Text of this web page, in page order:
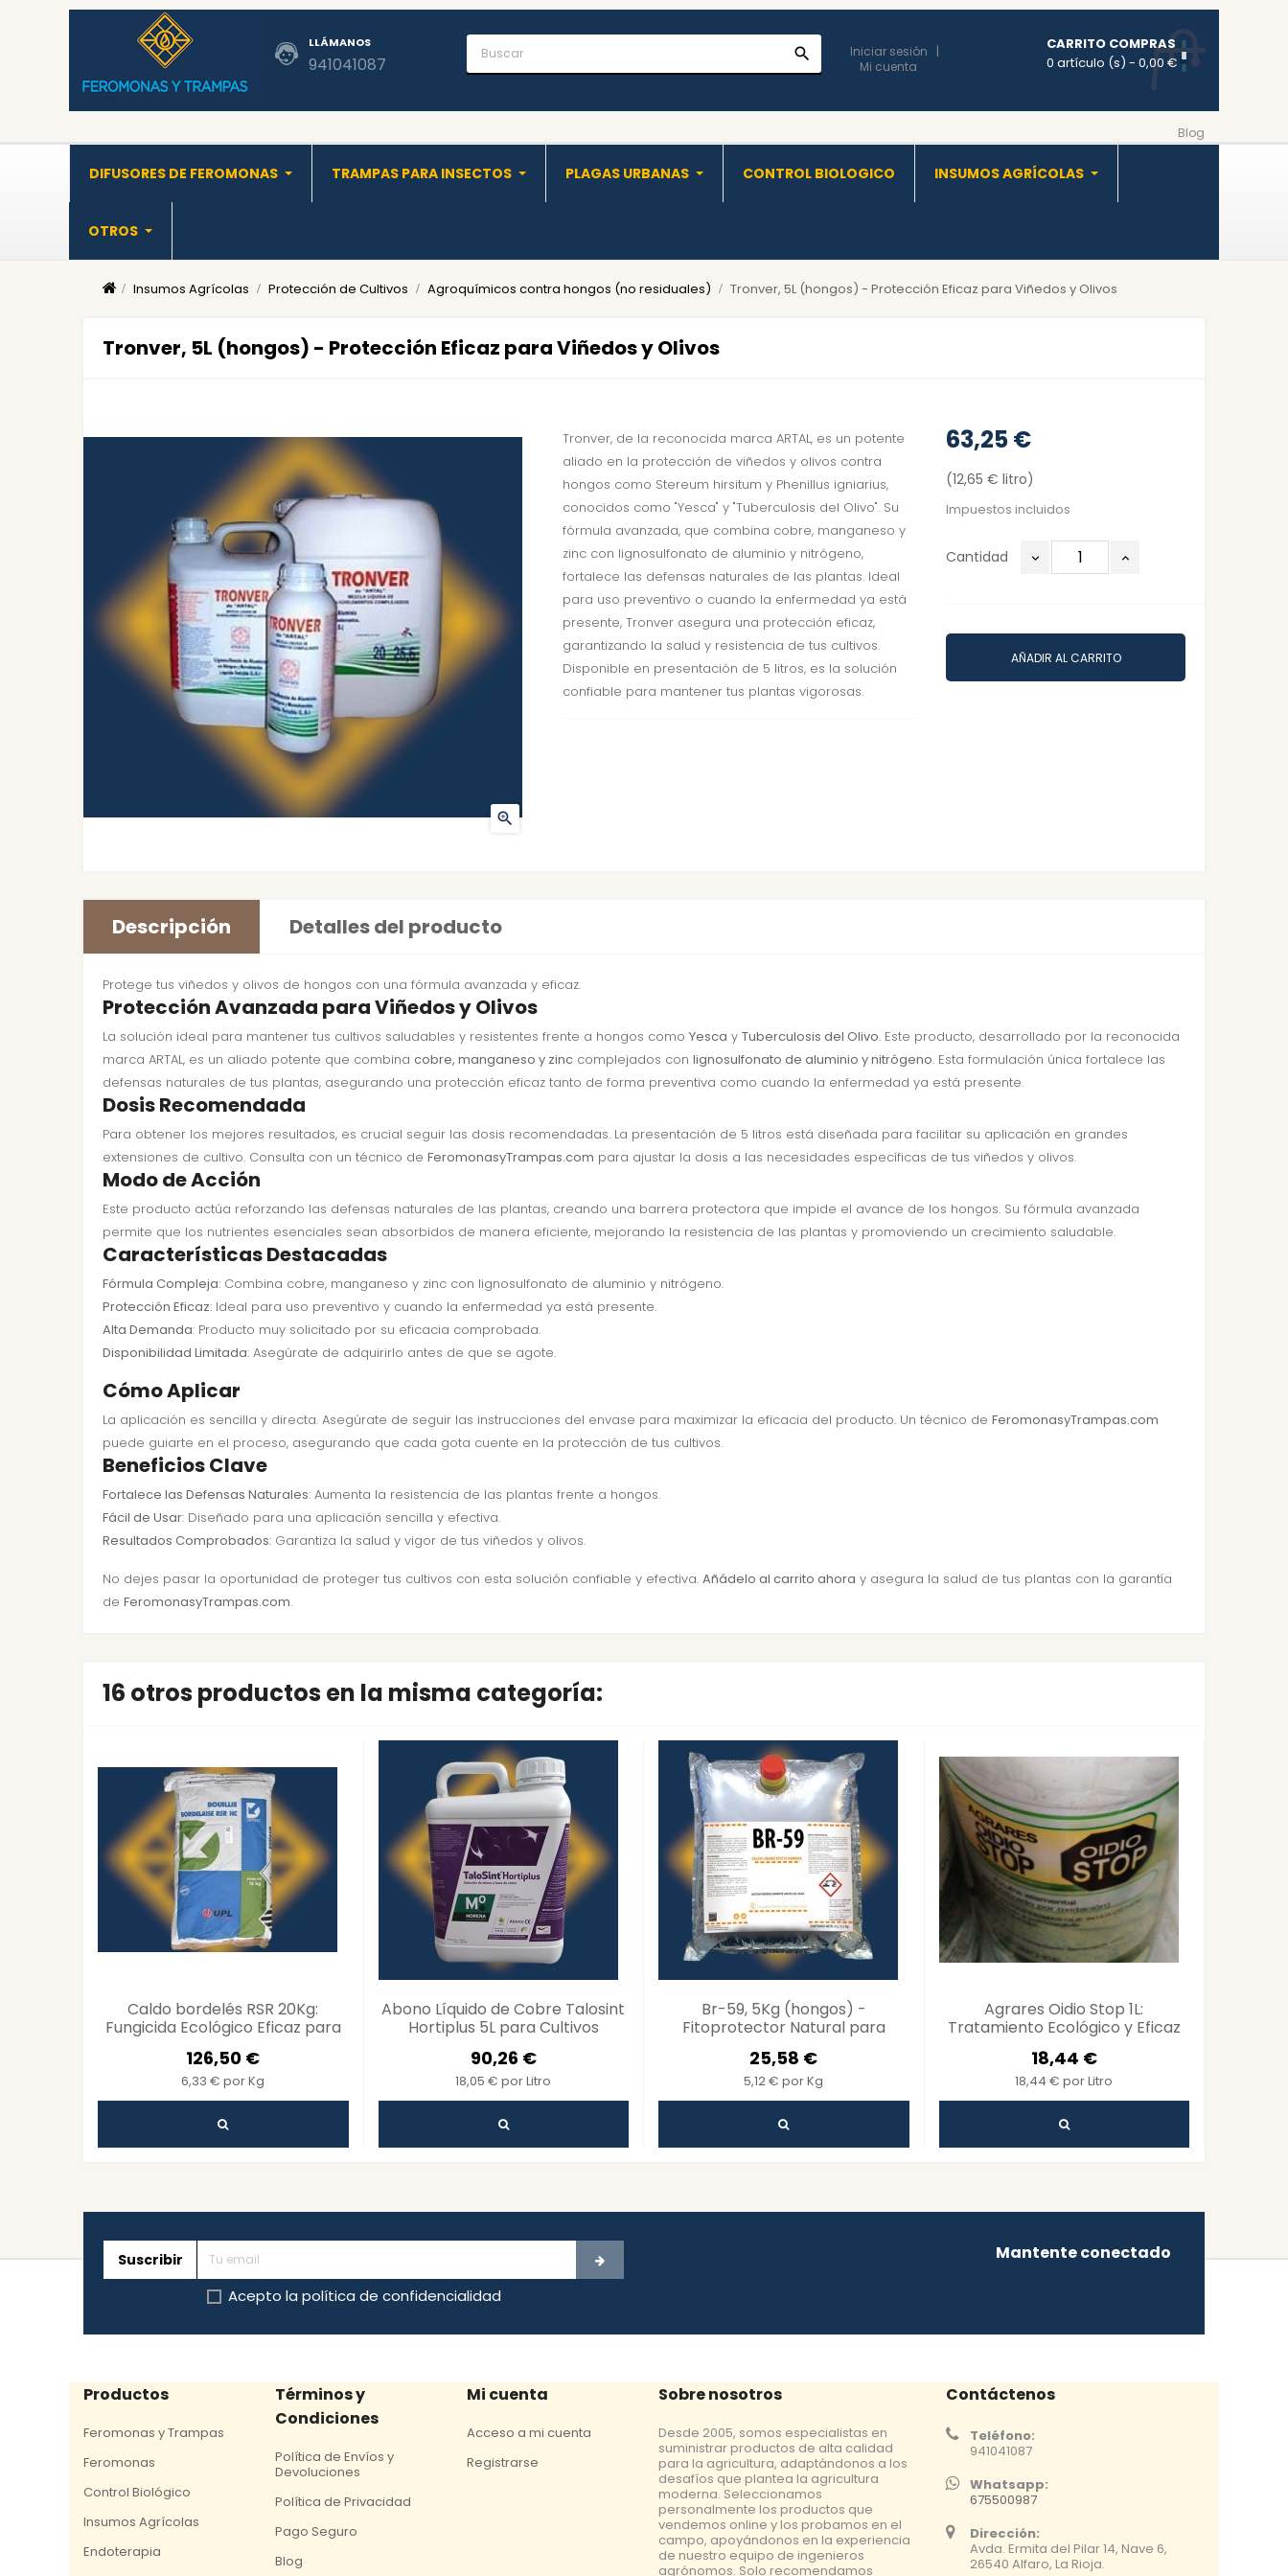
LLÁMANOS
941041087 search
Iniciar sesión
Mi cuenta
CARRITO COMPRAS
0 artículo (s) - 0,00 €
Blog
DIFUSORES DE FEROMONAS TRAMPAS PARA INSECTOS PLAGAS URBANAS CONTROL BIOLOGICO INSUMOS AGRÍCOLAS
OTROS
Insumos Agrícolas Protección de Cultivos Agroquímicos contra hongos (no residuales) Tronver, 5L (hongos) - Protección Eficaz para Viñedos y Olivos
Tronver, 5L (hongos) - Protección Eficaz para Viñedos y Olivos

63,25 €
(12,65 € litro)
Impuestos incluidos
Cantidad
AÑADIR AL CARRITO
Tronver, de la reconocida marca ARTAL, es un potente
aliado en la protección de viñedos y olivos contra
hongos como Stereum hirsitum y Phenillus igniarius,
conocidos como "Yesca" y "Tuberculosis del Olivo". Su
fórmula avanzada, que combina cobre, manganeso y
zinc con lignosulfonato de aluminio y nitrógeno,
fortalece las defensas naturales de las plantas. Ideal
para uso preventivo o cuando la enfermedad ya está
presente, Tronver asegura una protección eficaz,
garantizando la salud y resistencia de tus cultivos.
Disponible en presentación de 5 litros, es la solución
confiable para mantener tus plantas vigorosas.
Descripción Detalles del producto
Protege tus viñedos y olivos de hongos con una fórmula avanzada y eficaz.
Protección Avanzada para Viñedos y Olivos
La solución ideal para mantener tus cultivos saludables y resistentes frente a hongos como Yesca y Tuberculosis del Olivo. Este producto, desarrollado por la reconocida
marca ARTAL, es un aliado potente que combina cobre, manganeso y zinc complejados con lignosulfonato de aluminio y nitrógeno. Esta formulación única fortalece las
defensas naturales de tus plantas, asegurando una protección eficaz tanto de forma preventiva como cuando la enfermedad ya está presente.
Dosis Recomendada
Para obtener los mejores resultados, es crucial seguir las dosis recomendadas. La presentación de 5 litros está diseñada para facilitar su aplicación en grandes
extensiones de cultivo. Consulta con un técnico de FeromonasyTrampas.com para ajustar la dosis a las necesidades específicas de tus viñedos y olivos.
Modo de Acción
Este producto actúa reforzando las defensas naturales de las plantas, creando una barrera protectora que impide el avance de los hongos. Su fórmula avanzada
permite que los nutrientes esenciales sean absorbidos de manera eficiente, mejorando la resistencia de las plantas y promoviendo un crecimiento saludable.
Características Destacadas
Fórmula Compleja: Combina cobre, manganeso y zinc con lignosulfonato de aluminio y nitrógeno.
Protección Eficaz: Ideal para uso preventivo y cuando la enfermedad ya está presente.
Alta Demanda: Producto muy solicitado por su eficacia comprobada.
Disponibilidad Limitada: Asegúrate de adquirirlo antes de que se agote.
Cómo Aplicar
La aplicación es sencilla y directa. Asegúrate de seguir las instrucciones del envase para maximizar la eficacia del producto. Un técnico de FeromonasyTrampas.com
puede guiarte en el proceso, asegurando que cada gota cuente en la protección de tus cultivos.
Beneficios Clave
Fortalece las Defensas Naturales: Aumenta la resistencia de las plantas frente a hongos.
Fácil de Usar: Diseñado para una aplicación sencilla y efectiva.
Resultados Comprobados: Garantiza la salud y vigor de tus viñedos y olivos.
No dejes pasar la oportunidad de proteger tus cultivos con esta solución confiable y efectiva. Añádelo al carrito ahora y asegura la salud de tus plantas con la garantía
de FeromonasyTrampas.com.
16 otros productos en la misma categoría:
Caldo bordelés RSR 20Kg:
Fungicida Ecológico Eficaz para
Cultivos
126,50 €
6,33 € por Kg
Abono Líquido de Cobre Talosint
Hortiplus 5L para Cultivos
Saludables y Vigorosos - Antes
Cubiet...
90,26 €
18,05 € por Litro
Br-59, 5Kg (hongos) -
Fitoprotector Natural para
Plantas
25,58 €
5,12 € por Kg
Agrares Oidio Stop 1L:
Tratamiento Ecológico y Eficaz
para Proteger tus Plantas del
Oidio
18,44 €
18,44 € por Litro
Suscribir
Acepto la política de confidencialidad
Mantente conectado
Productos
Feromonas y Trampas
Feromonas
Control Biológico
Insumos Agrícolas
Endoterapia
Términos y
Condiciones
Política de Envíos y
Devoluciones
Política de Privacidad
Pago Seguro
Blog
Mi cuenta
Acceso a mi cuenta
Registrarse
Sobre nosotros
Desde 2005, somos especialistas en
suministrar productos de alta calidad
para la agricultura, adaptándonos a los
desafíos que plantea la agricultura
moderna. Seleccionamos
personalmente los productos que
vendemos online y los probamos en el
campo, apoyándonos en la experiencia
de nuestro equipo de ingenieros
agrónomos. Solo recomendamos
Contáctenos
Teléfono:
941041087
Whatsapp:
675500987
Dirección:
Avda. Ermita del Pilar 14, Nave 6,
26540 Alfaro, La Rioja.